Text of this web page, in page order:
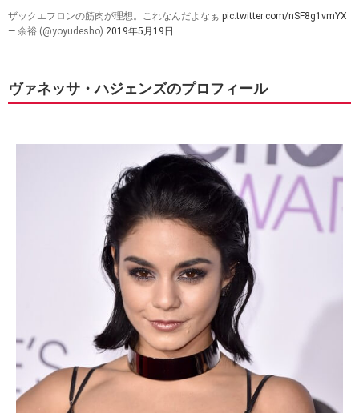
ザックエフロンの筋肉が理想。これなんだよなぁ pic.twitter.com/nSF8g1vmYX
— 余裕 (@yoyudesho) 2019年5月19日
ヴァネッサ・ハジェンズのプロフィール